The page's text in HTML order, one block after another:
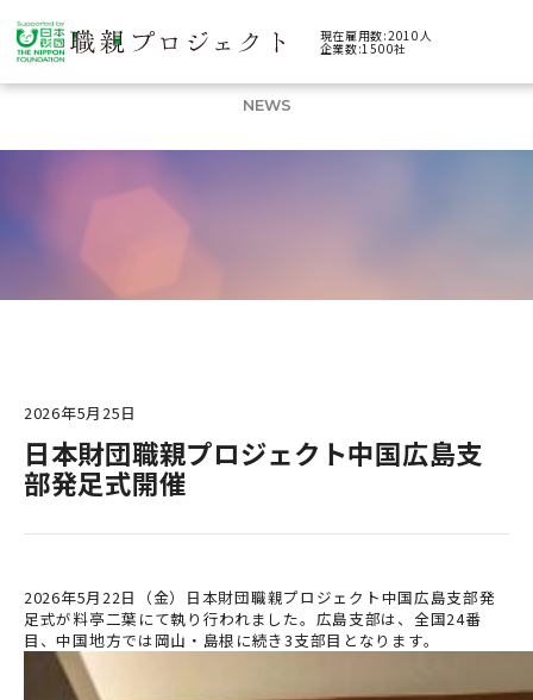
現在雇用数:2010人
企業数:1500社
NEWS
2026年5月25日
日本財団職親プロジェクト中国広島支
部発足式開催
2026年5月22日（金）日本財団職親プロジェクト中国広島支部発
足式が料亭二葉にて執り行われました。広島支部は、全国24番
目、中国地方では岡山・島根に続き3支部目となります。